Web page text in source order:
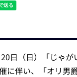
日（日）「じゃ
に伴い、「オリ男